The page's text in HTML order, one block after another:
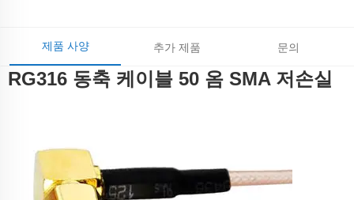
제품 사양 추가 제품 문의
RG316 동축 케이블 50 옴 SMA 저손실